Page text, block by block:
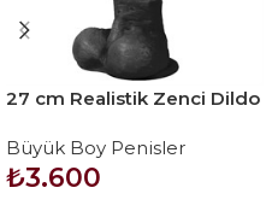
27 cm Realistik Zenci Dildo
Büyük Boy Penisler
₺3.600